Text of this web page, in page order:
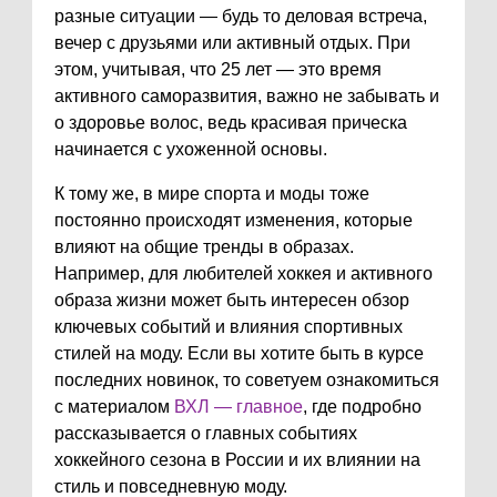
разные ситуации — будь то деловая встреча,
вечер с друзьями или активный отдых. При
этом, учитывая, что 25 лет — это время
активного саморазвития, важно не забывать и
о здоровье волос, ведь красивая прическа
начинается с ухоженной основы.
К тому же, в мире спорта и моды тоже
постоянно происходят изменения, которые
влияют на общие тренды в образах.
Например, для любителей хоккея и активного
образа жизни может быть интересен обзор
ключевых событий и влияния спортивных
стилей на моду. Если вы хотите быть в курсе
последних новинок, то советуем ознакомиться
с материалом ВХЛ — главное, где подробно
рассказывается о главных событиях
хоккейного сезона в России и их влиянии на
стиль и повседневную моду.